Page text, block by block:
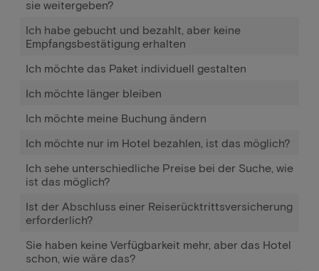
sie weitergeben?
Ich habe gebucht und bezahlt, aber keine
Empfangsbestätigung erhalten
Ich möchte das Paket individuell gestalten
Ich möchte länger bleiben
Ich möchte meine Buchung ändern
Ich möchte nur im Hotel bezahlen, ist das möglich?
Ich sehe unterschiedliche Preise bei der Suche, wie
ist das möglich?
Ist der Abschluss einer Reiserücktrittsversicherung
erforderlich?
Sie haben keine Verfügbarkeit mehr, aber das Hotel
schon, wie wäre das?